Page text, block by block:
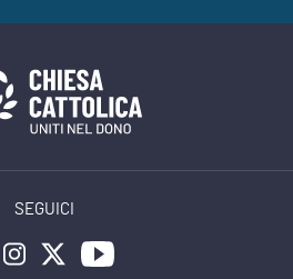
SEGUICI